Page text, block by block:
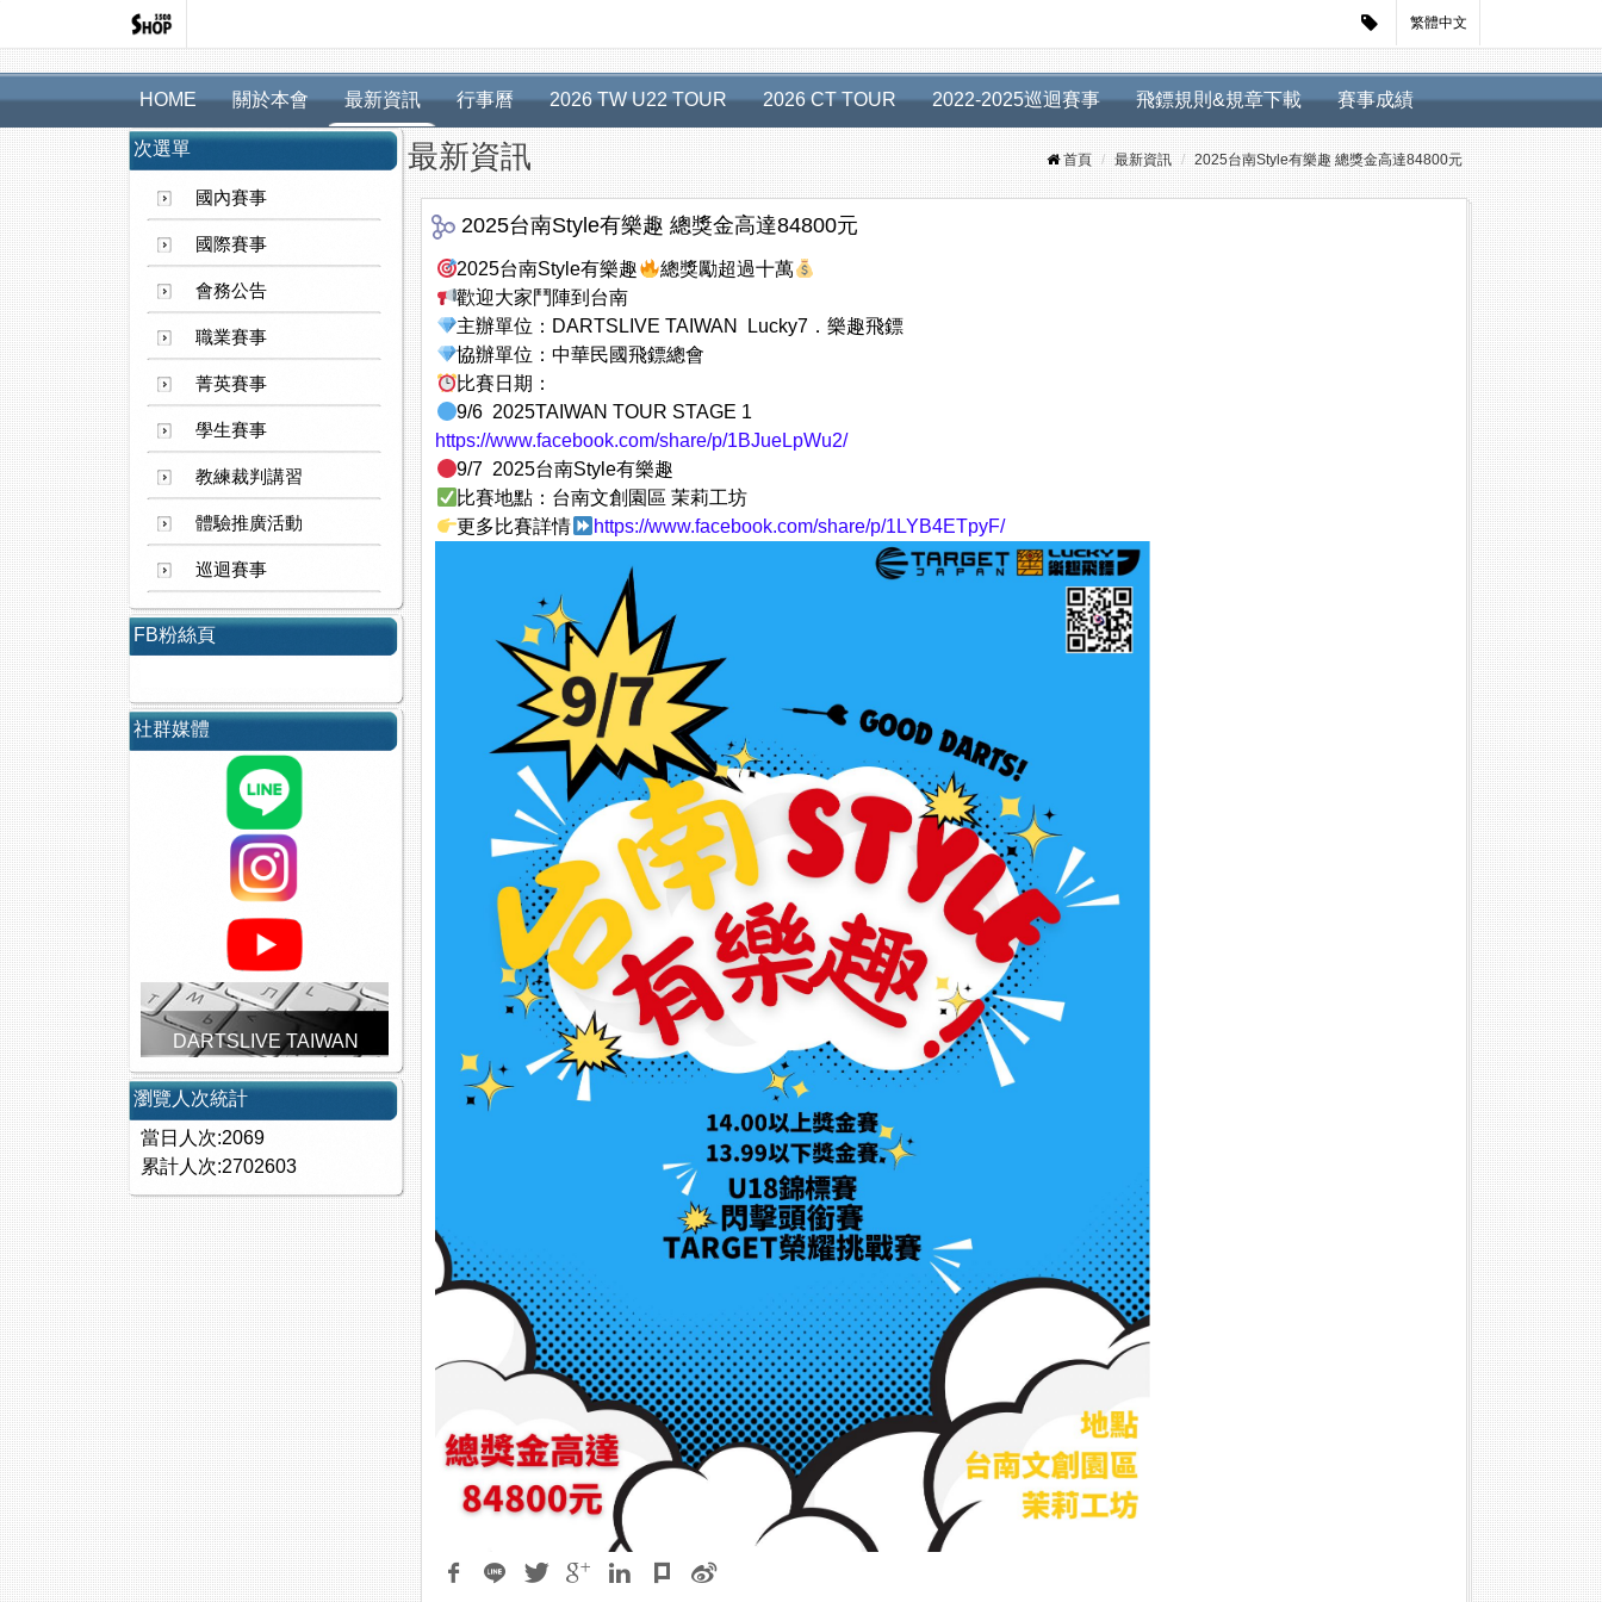
繁體中文
HOME 關於本會 最新資訊 行事曆 2026 TW U22 TOUR 2026 CT TOUR 2022-2025巡迴賽事 飛鏢規則&規章下載 賽事成績
次選單
國內賽事
國際賽事
會務公告
職業賽事
菁英賽事
學生賽事
教練裁判講習
體驗推廣活動
巡迴賽事
FB粉絲頁
社群媒體
DARTSLIVE TAIWAN
瀏覽人次統計
當日人次:2069
累計人次:2702603
最新資訊 首頁 最新資訊 2025台南Style有樂趣 總獎金高達84800元
2025台南Style有樂趣 總獎金高達84800元
2025台南Style有樂趣
總獎勵超過十萬
歡迎大家鬥陣到台南
主辦單位：DARTSLIVE TAIWAN Lucky7．樂趣飛鏢
協辦單位：中華民國飛鏢總會
比賽日期：
9/6 2025TAIWAN TOUR STAGE 1
https://www.facebook.com/share/p/1BJueLpWu2/
9/7 2025台南Style有樂趣
比賽地點：台南文創園區 茉莉工坊
更多比賽詳情
https://www.facebook.com/share/p/1LYB4ETpyF/